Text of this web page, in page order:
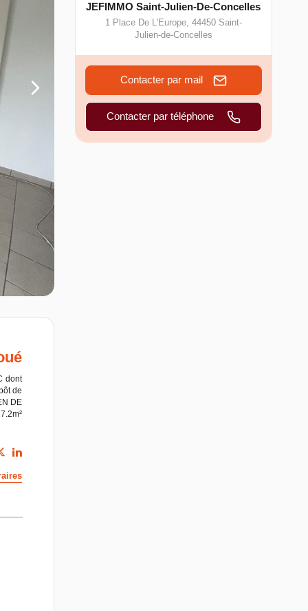
dont
de
DE
JEFIMMO Saint-Julien-De-Concelles
1 Place De L'Europe, 44450 Saint-
Julien-de-Concelles
Contacter par mail
Contacter par téléphone